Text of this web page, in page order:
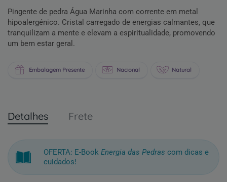
Pingente de pedra Água Marinha com corrente em metal
hipoalergénico. Cristal carregado de energias calmantes, que
tranquilizam a mente e elevam a espiritualidade, promovendo
um bem estar geral.
Embalagem Presente Nacional Natural
Detalhes Frete
OFERTA: E-BookEnergia das Pedras com dicas e
cuidados!